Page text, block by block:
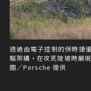
透過由電子控制的保時捷
驅架構，在攻克陡坡時展
圖／Porsche 提供